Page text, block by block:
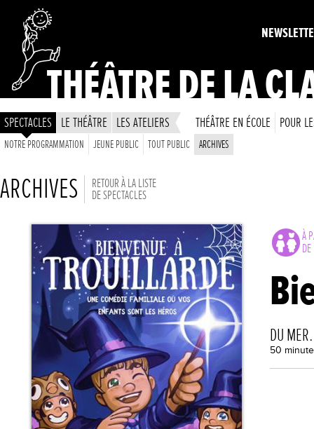
THÉÂTRE DE LA
SPECTACLES
NOTRE PROGRAMMATION JEUNE PUBLIC TOUT PUBLIC ARCHIVES
LE THÉÂTRE LES ATELIERS THÉÂTRE EN ÉCOLE POUR
ARCHIVES RETOUR À LA LISTE
DE SPECTACLES
À
DU
50